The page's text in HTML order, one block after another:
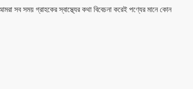
সব সময় গ্রাহকের স্বাস্থ্যের কথা বিবেচনা করেই পণ্যের মানে কোন